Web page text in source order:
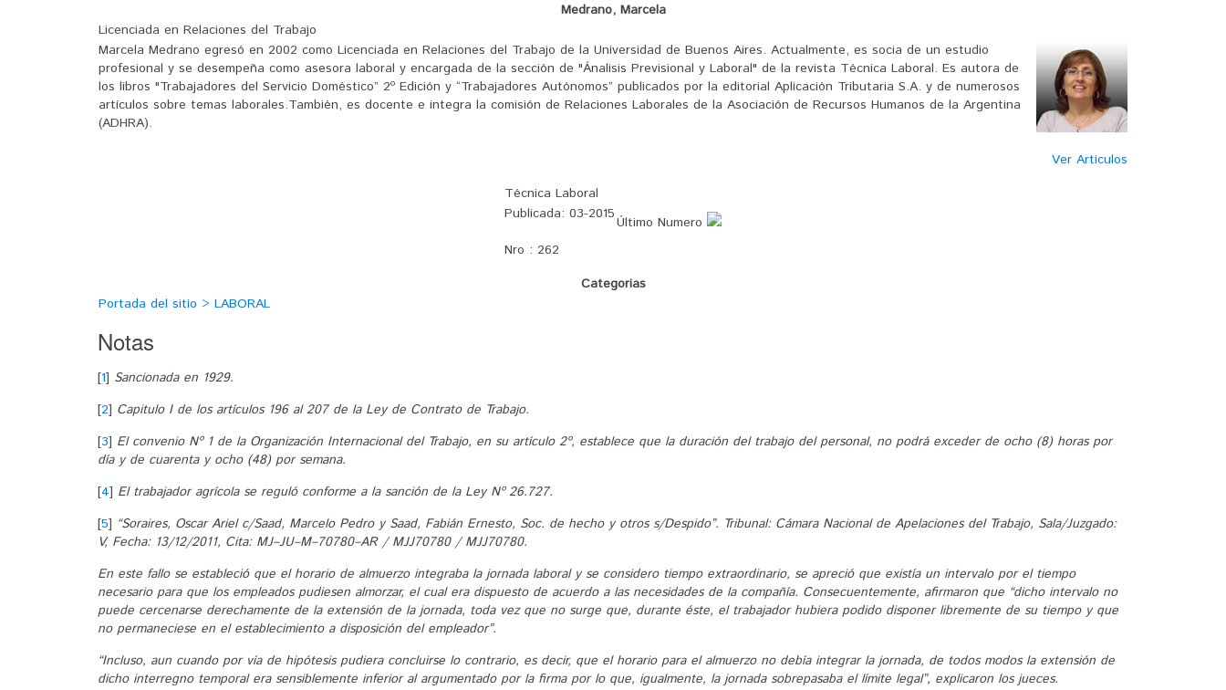
Medrano, Marcela
Licenciada en Relaciones del Trabajo
Marcela Medrano egresó en 2002 como Licenciada en Relaciones del Trabajo de la Universidad de Buenos Aires. Actualmente, es socia de un estudio
profesional y se desempeña como asesora laboral y encargada de la sección de "Ánalisis Previsional y Laboral" de la revista Técnica Laboral. Es autora de
los libros "Trabajadores del Servicio Doméstico” 2º Edición y “Trabajadores Autónomos” publicados por la editorial Aplicación Tributaria S.A. y de numerosos
artículos sobre temas laborales.También, es docente e integra la comisión de Relaciones Laborales de la Asociación de Recursos Humanos de la Argentina
(ADHRA).
Ver Articulos
Técnica Laboral
Último Numero
Publicada: 03-2015
Nro : 262
Categorias
Portada del sitio > LABORAL
Notas
[1] Sancionada en 1929.
[2] Capitulo I de los artículos 196 al 207 de la Ley de Contrato de Trabajo.
[3] El convenio Nº 1 de la Organización Internacional del Trabajo, en su artículo 2º, establece que la duración del trabajo del personal, no podrá exceder de ocho (8) horas por
día y de cuarenta y ocho (48) por semana.
[4] El trabajador agrícola se reguló conforme a la sanción de la Ley Nº 26.727.
[5] “Soraires, Oscar Ariel c/Saad, Marcelo Pedro y Saad, Fabián Ernesto, Soc. de hecho y otros s/Despido”. Tribunal: Cámara Nacional de Apelaciones del Trabajo, Sala/Juzgado:
V, Fecha: 13/12/2011, Cita: MJ–JU–M–70780–AR / MJJ70780 / MJJ70780.
En este fallo se estableció que el horario de almuerzo integraba la jornada laboral y se considero tiempo extraordinario, se apreció que existía un intervalo por el tiempo
necesario para que los empleados pudiesen almorzar, el cual era dispuesto de acuerdo a las necesidades de la compañía. Consecuentemente, afirmaron que “dicho intervalo no
puede cercenarse derechamente de la extensión de la jornada, toda vez que no surge que, durante éste, el trabajador hubiera podido disponer libremente de su tiempo y que
no permaneciese en el establecimiento a disposición del empleador”.
“Incluso, aun cuando por vía de hipótesis pudiera concluirse lo contrario, es decir, que el horario para el almuerzo no debía integrar la jornada, de todos modos la extensión de
dicho interregno temporal era sensiblemente inferior al argumentado por la firma por lo que, igualmente, la jornada sobrepasaba el límite legal”, explicaron los jueces.